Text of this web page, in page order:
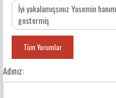
İyi yakalamışsınız Yasemin
gostermiş
Tüm Yorumlar
Adınız: